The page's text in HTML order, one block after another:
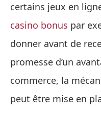
certains jeux en
casino bonus par
donner avant de
promesse d’un
commerce, la
peut être mise en